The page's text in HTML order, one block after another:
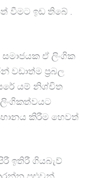
වීමට ඉඩ තිබේ .
ඒ ලිංගික
වඩාත්ම ප්‍රබල
යම් නිශ්චිත
කිරීම හෙවත්
ඉතිරී ගියබැව්